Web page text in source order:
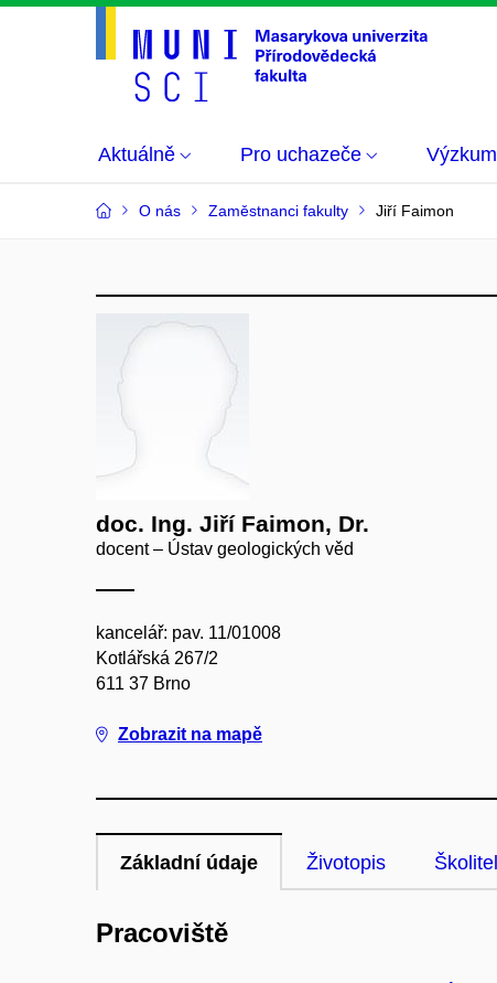
Aktuálně Pro uchazeče Výzkum
O nás Zaměstnanci fakulty Jiří Faimon
doc. Ing. Jiří Faimon, Dr.
docent – Ústav geologických věd
kancelář: pav. 11/01008
Kotlářská 267/2
611 37 Brno
Zobrazit na mapě
Základní údaje Životopis Školitel
Pracoviště